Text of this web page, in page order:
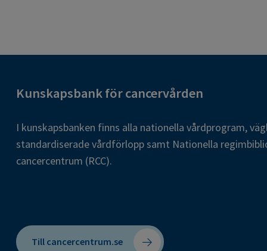
Kunskapsbank för cancervården
I kunskapsbanken finns alla nationella vårdprogram,
standardiserade vårdförlopp samt Nationella
cancercentrum (RCC).
Till cancercentrum.se